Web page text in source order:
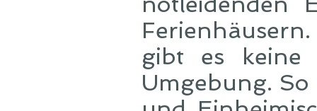
gibt es keine
Umgebung.